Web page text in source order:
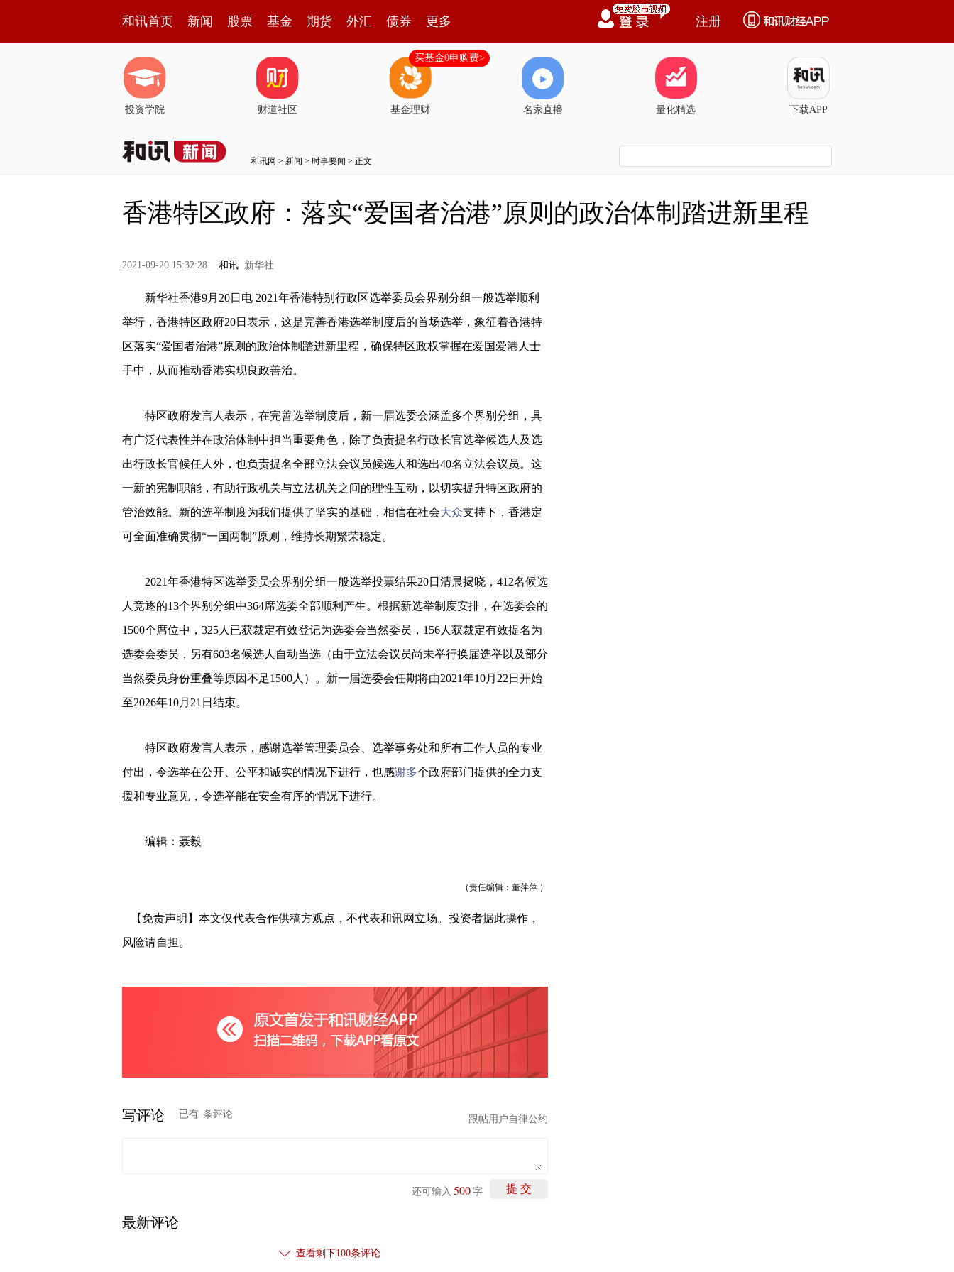
和讯首页 新闻 股票 基金 期货 外汇 债券 更多 注册
投资学院 财道社区 基金理财
买基金0申购费>
名家直播 量化精选 下载APP
和讯网 > 新闻 > 时事要闻 > 正文
香港特区政府：落实“爱国者治港”原则的政治体制踏进新里程
2021-09-20 15:32:28 和讯 新华社
新华社香港9月20日电 2021年香港特别行政区选举委员会界别分组一般选举顺利
举行，香港特区政府20日表示，这是完善香港选举制度后的首场选举，象征着香港特
区落实“爱国者治港”原则的政治体制踏进新里程，确保特区政权掌握在爱国爱港人士
手中，从而推动香港实现良政善治。
特区政府发言人表示，在完善选举制度后，新一届选委会涵盖多个界别分组，具
有广泛代表性并在政治体制中担当重要角色，除了负责提名行政长官选举候选人及选
出行政长官候任人外，也负责提名全部立法会议员候选人和选出40名立法会议员。这
一新的宪制职能，有助行政机关与立法机关之间的理性互动，以切实提升特区政府的
管治效能。新的选举制度为我们提供了坚实的基础，相信在社会大众支持下，香港定
可全面准确贯彻“一国两制”原则，维持长期繁荣稳定。
2021年香港特区选举委员会界别分组一般选举投票结果20日清晨揭晓，412名候选
人竞逐的13个界别分组中364席选委全部顺利产生。根据新选举制度安排，在选委会的
1500个席位中，325人已获裁定有效登记为选委会当然委员，156人获裁定有效提名为
选委会委员，另有603名候选人自动当选（由于立法会议员尚未举行换届选举以及部分
当然委员身份重叠等原因不足1500人）。新一届选委会任期将由2021年10月22日开始
至2026年10月21日结束。
特区政府发言人表示，感谢选举管理委员会、选举事务处和所有工作人员的专业
付出，令选举在公开、公平和诚实的情况下进行，也感谢多个政府部门提供的全力支
援和专业意见，令选举能在安全有序的情况下进行。
编辑：聂毅
（责任编辑：董萍萍 ）
【免责声明】本文仅代表合作供稿方观点，不代表和讯网立场。投资者据此操作，
风险请自担。
写评论 已有 条评论 跟帖用户自律公约
提 交
还可输入 500 字
最新评论
查看剩下100条评论